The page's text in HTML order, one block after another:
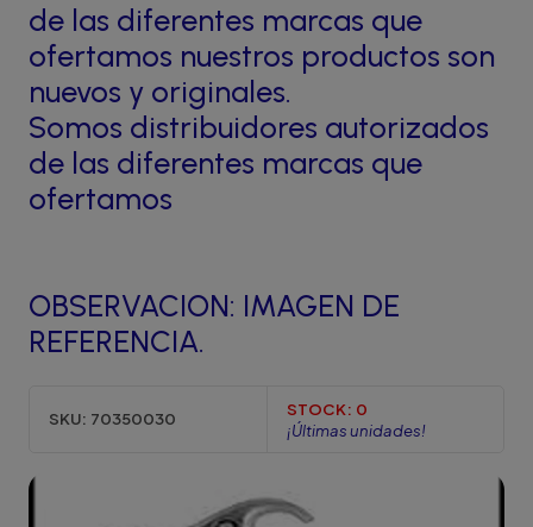
de las diferentes marcas que
ofertamos nuestros productos son
nuevos y originales.
Somos distribuidores autorizados
de las diferentes marcas que
ofertamos
OBSERVACION: IMAGEN DE
REFERENCIA.
SKU: 70350030 STOCK: 0
¡Últimas unidades!